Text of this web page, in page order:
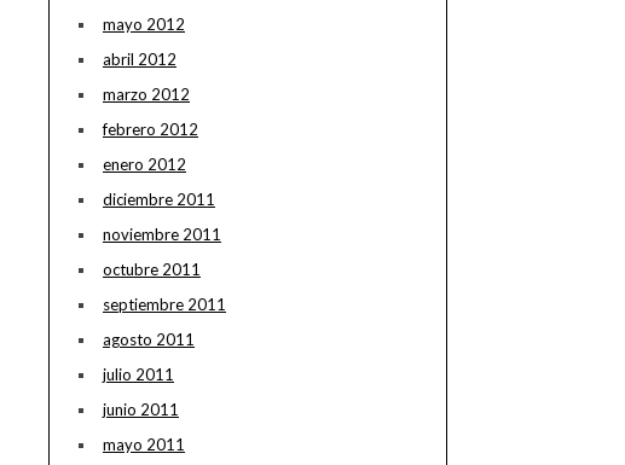
mayo 2012
abril 2012
marzo 2012
febrero 2012
enero 2012
diciembre 2011
noviembre 2011
octubre 2011
septiembre 2011
agosto 2011
julio 2011
junio 2011
mayo 2011